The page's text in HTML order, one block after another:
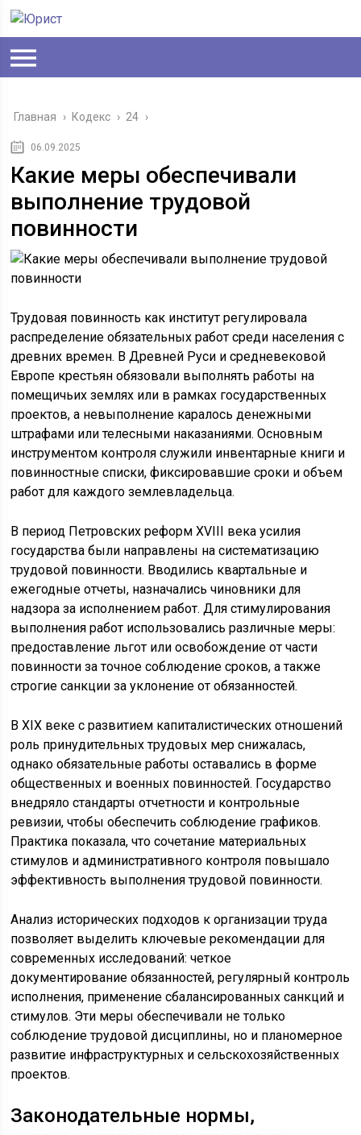
Главная › Кодекс › 24 ›
06.09.2025
Какие меры обеспечивали
выполнение трудовой
повинности
Трудовая повинность как институт регулировала
распределение обязательных работ среди населения с
древних времен. В Древней Руси и средневековой
Европе крестьян обязовали выполнять работы на
помещичьих землях или в рамках государственных
проектов, а невыполнение каралось денежными
штрафами или телесными наказаниями. Основным
инструментом контроля служили инвентарные книги и
повинностные списки, фиксировавшие сроки и объем
работ для каждого землевладельца.
В период Петровских реформ XVIII века усилия
государства были направлены на систематизацию
трудовой повинности. Вводились квартальные и
ежегодные отчеты, назначались чиновники для
надзора за исполнением работ. Для стимулирования
выполнения работ использовались различные меры:
предоставление льгот или освобождение от части
повинности за точное соблюдение сроков, а также
строгие санкции за уклонение от обязанностей.
В XIX веке с развитием капиталистических отношений
роль принудительных трудовых мер снижалась,
однако обязательные работы оставались в форме
общественных и военных повинностей. Государство
внедряло стандарты отчетности и контрольные
ревизии, чтобы обеспечить соблюдение графиков.
Практика показала, что сочетание материальных
стимулов и административного контроля повышало
эффективность выполнения трудовой повинности.
Анализ исторических подходов к организации труда
позволяет выделить ключевые рекомендации для
современных исследований: четкое
документирование обязанностей, регулярный контроль
исполнения, применение сбалансированных санкций и
стимулов. Эти меры обеспечивали не только
соблюдение трудовой дисциплины, но и планомерное
развитие инфраструктурных и сельскохозяйственных
проектов.
Законодательные нормы,